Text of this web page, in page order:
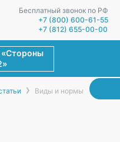
Бесплатный звонок по РФ
+7 (800) 600-61-55
+7 (812) 655-00-00
›
Виды и нормы